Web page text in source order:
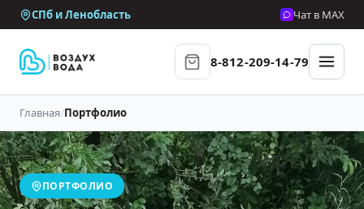
СПб и Ленобласть Чат в MAX
8-812-209-14-79
Главная/Портфолио
ПОРТФОЛИО